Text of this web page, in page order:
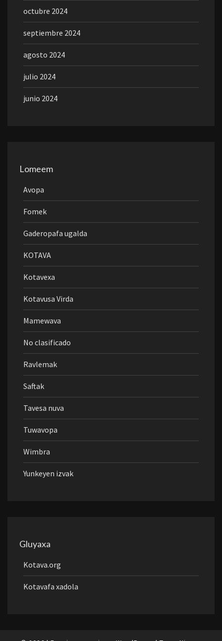
octubre 2024
septiembre 2024
agosto 2024
julio 2024
junio 2024
Lomeem
Avopa
Fomek
Gaderopafa ugalda
KOTAVA
Kotavexa
Kotavusa Virda
Mamewava
No clasificado
Ravlemak
Saftak
Tavesa nuva
Tuwavopa
Wimbra
Yunkeyen izvak
Gluyaxa
Kotava.org
Kotavafa xadola